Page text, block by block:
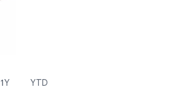
1Y YTD